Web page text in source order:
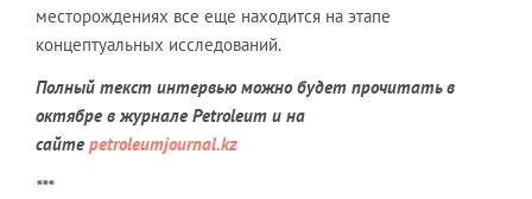
месторождениях все еще находится на этапе
концептуальных исследований.
Полный текст интервью можно будет прочитать в
октябре в журнале Petroleum и на
сайте petroleumjournal.kz
***